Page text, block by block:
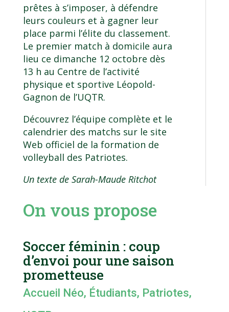
prêtes à s’imposer, à défendre
leurs couleurs et à gagner leur
place parmi l’élite du classement.
Le premier match à domicile aura
lieu ce dimanche 12 octobre dès
13 h au Centre de l’activité
physique et sportive Léopold-
Gagnon de l’UQTR.
Découvrez l’équipe complète et le
calendrier des matchs sur le site
Web officiel de la formation de
volleyball des Patriotes.
Un texte de Sarah-Maude Ritchot
On vous propose
Soccer féminin : coup
d’envoi pour une saison
prometteuse
Accueil Néo, Étudiants, Patriotes,